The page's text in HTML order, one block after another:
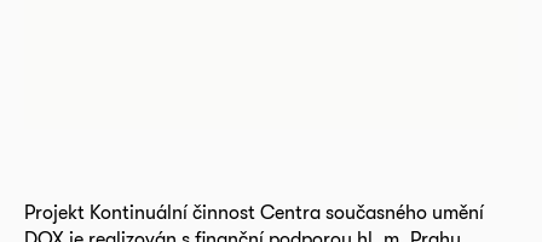
Projekt Kontinuální činnost Centra současného umění